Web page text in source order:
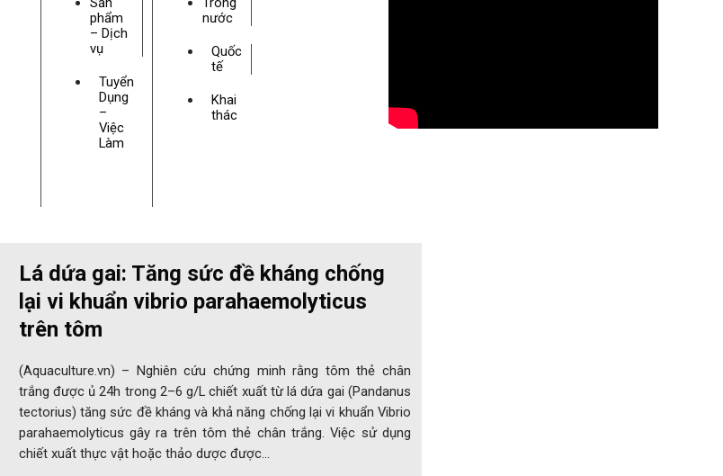
phẩm
– Dịch
vụ
Tuyển
Dụng
–
Việc
Làm
nước
Quốc
tế
Khai
thác
Lá dứa gai: Tăng sức đề kháng chống
lại vi khuẩn vibrio parahaemolyticus
trên tôm
(Aquaculture.vn) – Nghiên cứu chứng minh rằng tôm thẻ chân
trắng được ủ 24h trong 2–6 g/L chiết xuất từ lá dứa gai (Pandanus
tectorius) tăng sức đề kháng và khả năng chống lại vi khuẩn Vibrio
parahaemolyticus gây ra trên tôm thẻ chân trắng. Việc sử dụng
chiết xuất thực vật hoặc thảo dược được…